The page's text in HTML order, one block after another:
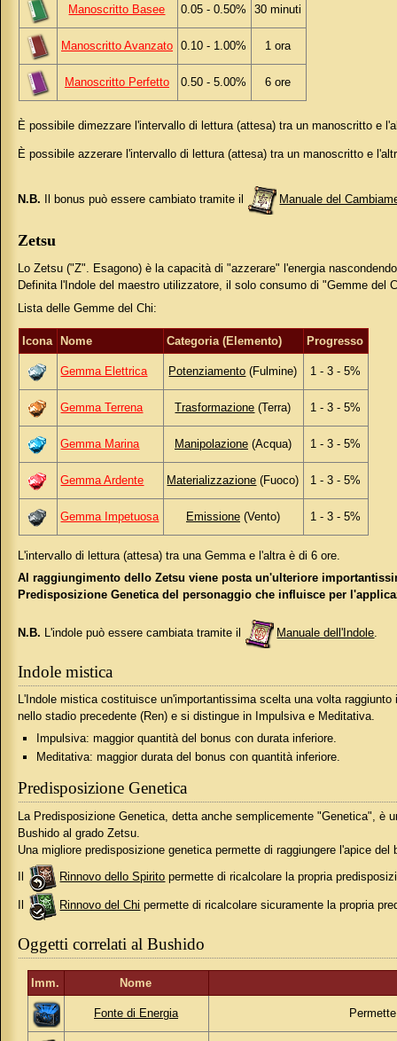
Manoscritto Basee 0.05 - 0.50% 30 minuti
Manoscritto Avanzato 0.10 - 1.00% 1 ora
Manoscritto Perfetto 0.50 - 5.00% 6 ore
È possibile dimezzare l'intervallo di lettura (attesa) tra un manoscritto e
È possibile azzerare l'intervallo di lettura (attesa) tra un manoscritto e
N.B. Il bonus può essere cambiato tramite il Manuale del
Zetsu
Lo Zetsu ("Z". Esagono) è la capacità di "azzerare" l'energia
Definita l'Indole del maestro utilizzatore, il solo consumo di "Gemme del
Lista delle Gemme del Chi:
Icona Nome Categoria (Elemento) Progresso
Gemma Elettrica Potenziamento (Fulmine) 1 - 3 - 5%
Gemma Terrena Trasformazione (Terra) 1 - 3 - 5%
Gemma Marina Manipolazione (Acqua) 1 - 3 - 5%
Gemma Ardente Materializzazione (Fuoco) 1 - 3 - 5%
Gemma Impetuosa Emissione (Vento) 1 - 3 - 5%
L'intervallo di lettura (attesa) tra una Gemma e l'altra è di 6 ore.
Al raggiungimento dello Zetsu viene posta un'ulteriore
Predisposizione Genetica del personaggio che influisce per
N.B. L'indole può essere cambiata tramite il Manuale dell'Indole.
Indole mistica
L'Indole mistica costituisce un'importantissima scelta una volta
nello stadio precedente (Ren) e si distingue in Impulsiva e Meditativa.
Impulsiva: maggior quantità del bonus con durata inferiore.
Meditativa: maggior durata del bonus con quantità inferiore.
Predisposizione Genetica
La Predisposizione Genetica, detta anche semplicemente "Genetica",
Bushido al grado Zetsu.
Una migliore predisposizione genetica permette di raggiungere l'apice
Rinnovo dello Spirito permette di ricalcolare la propria
Rinnovo del Chi permette di ricalcolare sicuramente la propria
Oggetti correlati al Bushido
Imm. Nome
Fonte di Energia